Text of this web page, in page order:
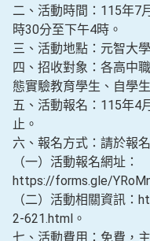
二、活動時間：115年7
時30分至下午4時。
三、活動地點：元智大
四、招收對象：各高中
態實驗教育學生、自學
五、活動報名：115年4
止。
六、報名方式：請於報
（一）活動報名網址：
https://forms.gle/
（二）活動相關資訊：
2-621.html。
七、活動費用：免費，